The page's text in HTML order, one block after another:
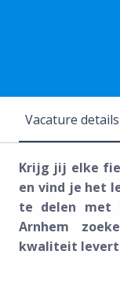
Vacature details
Krijg jij elke
en vind je het
te delen met
Arnhem
kwaliteit levert